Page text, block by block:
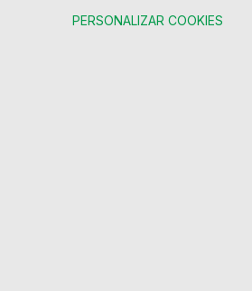
PERSONALIZAR COOKIES